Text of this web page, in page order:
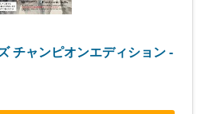
チャンピオンエディション -